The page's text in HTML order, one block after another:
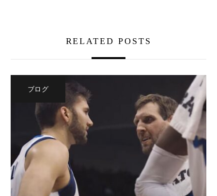
RELATED POSTS
ブログ